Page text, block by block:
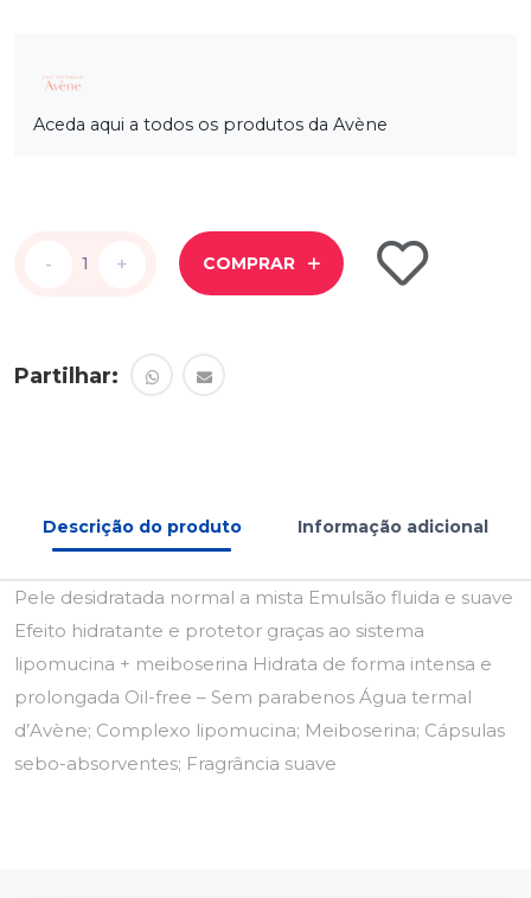
Aceda aqui a todos os produtos da Avène
- +
- + COMPRAR
Partilhar:
Descrição do produto Informação adicional
Pele desidratada normal a mista Emulsão fluida e suave
Efeito hidratante e protetor graças ao sistema
lipomucina + meiboserina Hidrata de forma intensa e
prolongada Oil-free – Sem parabenos Água termal
d’Avène; Complexo lipomucina; Meiboserina; Cápsulas
sebo-absorventes; Fragrância suave